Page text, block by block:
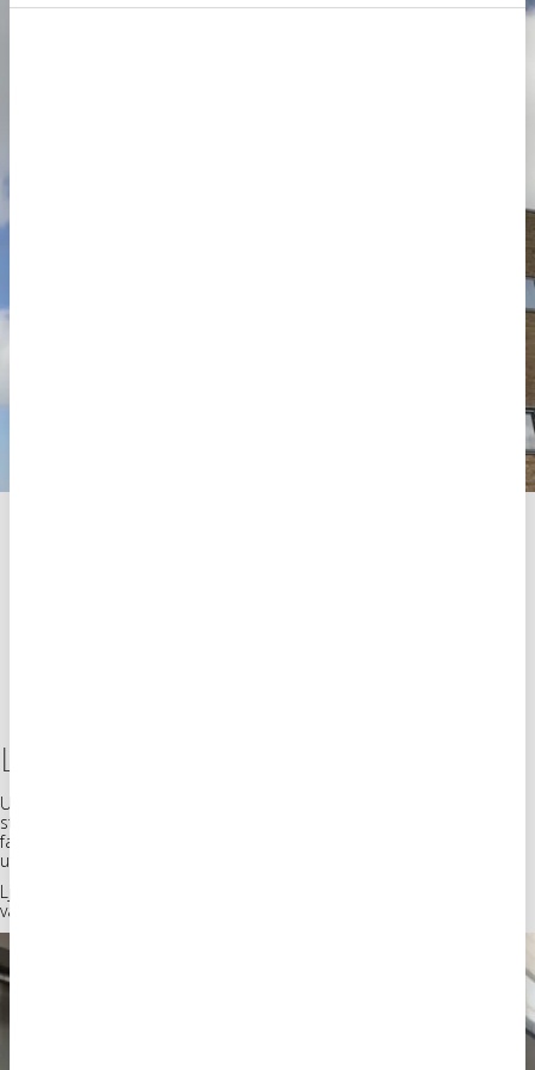
Ljusskyltar som markerar närvaro
Utvändigt har vi levererat vita
stadsbilden. Skylterna är utformade för att fungera i olika typer av
fasader och miljöer, samtidigt som de behåller ett konsekvent
uttryck.
Ljuset ger synlighet över tid, både dag och kväll, och förstärker
varumärket på ett tydligt men balanserat sätt.